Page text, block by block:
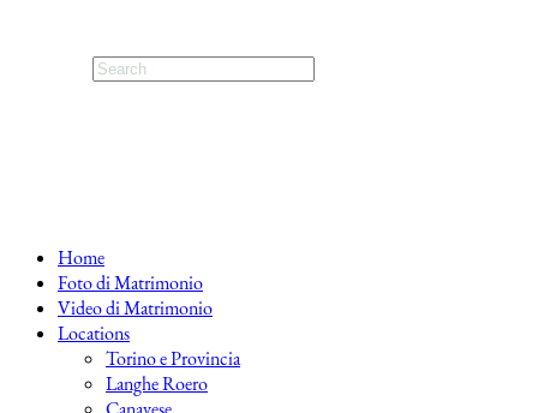
Home
Foto di Matrimonio
Video di Matrimonio
Locations
Torino e Provincia
Langhe Roero